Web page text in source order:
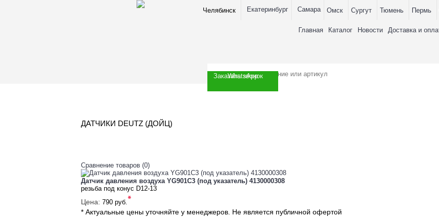
Челябинск Екатеринбург Самара Омск Сургут Тюмень Пермь
Главная Каталог Новости Доставка и
WhatsApp
Заказать звонок
ДАТЧИКИ DEUTZ (ДОЙЦ)
Сравнение товаров (0)
Датчик давления воздуха YG901C3 (под указатель) 4130000308
резьба под конус D12-13
Цена: 790 руб.*
* Актуальные цены уточняйте у менеджеров. Не является публичной офертой